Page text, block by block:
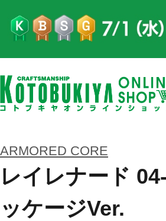
ARMORED CORE
レイレナード
ッケージVer.